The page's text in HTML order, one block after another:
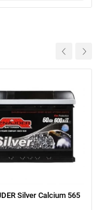
Silver Calcium 565